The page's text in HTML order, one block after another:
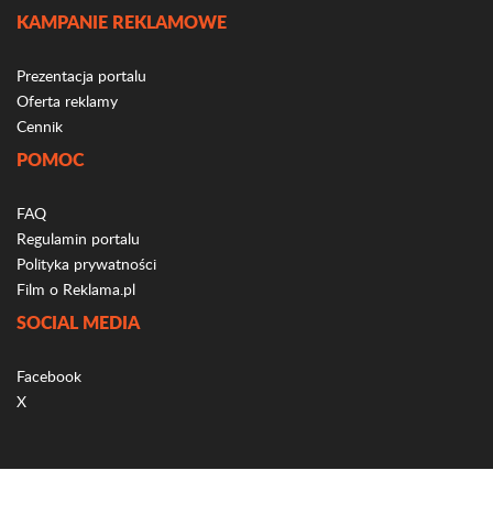
KAMPANIE REKLAMOWE
Prezentacja portalu
Oferta reklamy
Cennik
POMOC
FAQ
Regulamin portalu
Polityka prywatności
Film o Reklama.pl
SOCIAL MEDIA
Facebook
X